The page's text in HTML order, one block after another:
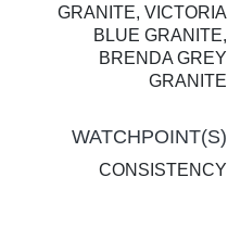
GRANITE, VICTORIA
BLUE GRANITE,
BRENDA GREY
GRANITE
WATCHPOINT(S)
CONSISTENCY